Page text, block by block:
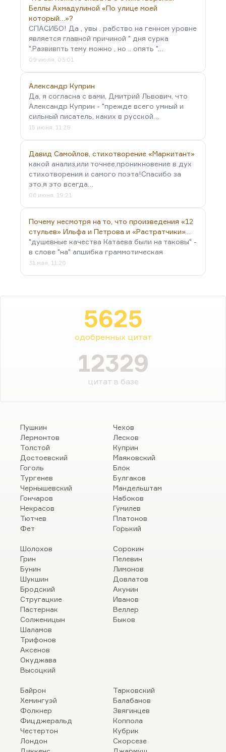
Беллы Ахмадулиной «По улице моей
который…»?
СПАСИБО! Да , увы . рабство на генном уровне
является главной причиной " дня сурка
".Развивпть тему можно , но .. опять "…
09 июля, 03:01
Александр Куприн
Да, я согласна с вами, Дмитрий Львович, что
Александр Куприн - "прежде всего умный и
сильный писатель, каких в русской…
15 июня, 11:29
Давид Самойлов, стихотворение «Маркитант»
какой анализ,или точнее,проникновение в дух
стихотворения и самого поэта!Спасибо за
это,я это всегда…
06 июня, 19:21
Почему несмотря на то, что произведения «12
стульев» Ильфа и Петрова и «Растратчики»…
"душевные качества Катаева были на таковы" -
в слове "на" апшибка граммотическая
31 мая, 11:20
5625
одобренных цитат
12329
цитат в базе
Пушкин
Лермонтов
Толстой
Достоевский
Гоголь
Тургенев
Чернышевский
Гончаров
Некрасов
Тютчев
Фет
Чехов
Лесков
Куприн
Маяковский
Блок
Булгаков
Мандельштам
Набоков
Гумилев
Платонов
Горький
Шолохов
Грин
Бунин
Шукшин
Бродский
Стругацкие
Пастернак
Солженицын
Шаламов
Трифонов
Аксенов
Окуджава
Высоцкий
Сорокин
Пелевин
Лимонов
Довлатов
Акунин
Иванов
Веллер
Быков
Байрон
Хемингуэй
Фолкнер
Фицджеральд
Честертон
Лондон
Тарковский
Балабанов
Звягинцев
Коппола
Кубрик
Скорсезе